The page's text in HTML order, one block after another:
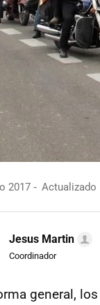
2017 Actualizado
Jesus Martin
Coordinador
general,